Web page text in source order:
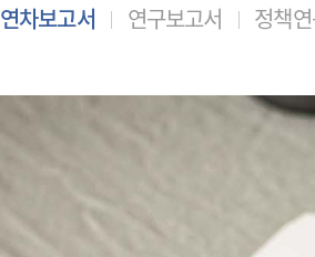
연차보고서 연구보고서 정책